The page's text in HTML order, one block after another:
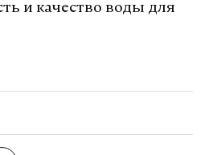
и качество воды для